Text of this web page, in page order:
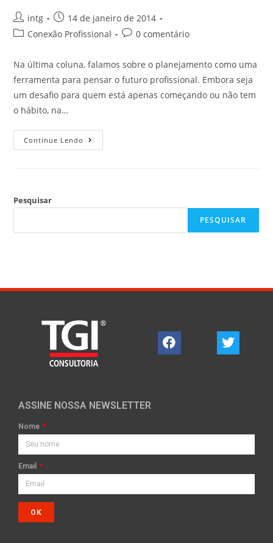
intg
14 de janeiro de 2014
Conexão Profissional
0 comentário
Na última coluna, falamos sobre o planejamento como uma
ferramenta para pensar o futuro profissional. Embora seja
um desafio para quem está apenas começando ou não tem
o hábito, na…
Continue Lendo
Pesquisar
PESQUISAR
ASSINE NOSSA NEWSLETTER
Nome
Email
OK